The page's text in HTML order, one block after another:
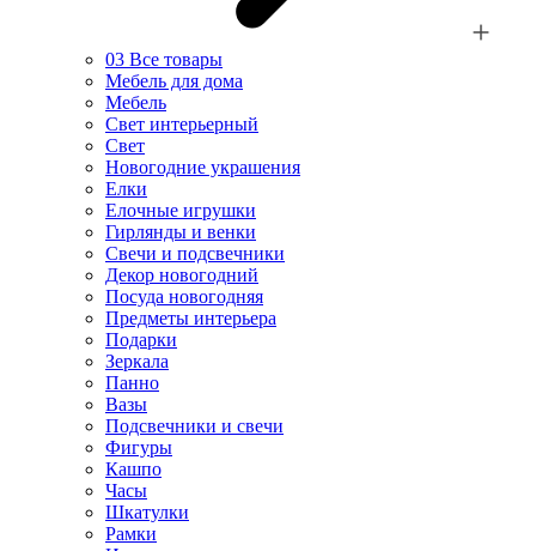
03 Все товары
Мебель для дома
Мебель
Свет интерьерный
Свет
Новогодние украшения
Елки
Елочные игрушки
Гирлянды и венки
Свечи и подсвечники
Декор новогодний
Посуда новогодняя
Предметы интерьера
Подарки
Зеркала
Панно
Вазы
Подсвечники и свечи
Фигуры
Кашпо
Часы
Шкатулки
Рамки